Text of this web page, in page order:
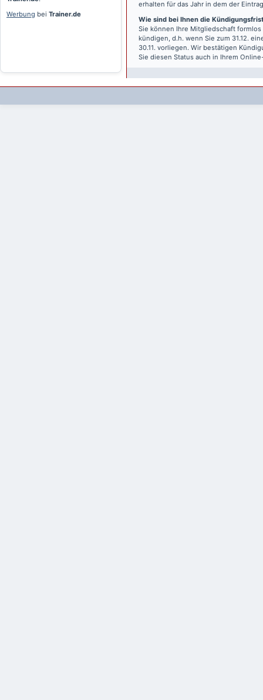
Werbung bei Trainer.de
erhalten für das Jahr in dem der
Wie sind bei Ihnen die
Sie können Ihre Mitgliedschaft
kündigen, d.h. wenn Sie zum 31.12.
30.11. vorliegen. Wir bestätigen
Sie diesen Status auch in Ihrem